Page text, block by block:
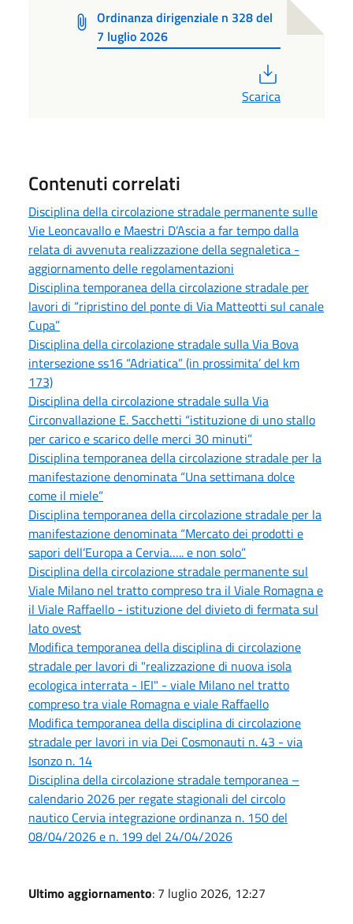
Ordinanza dirigenziale n 328 del
7 luglio 2026
Scarica
Contenuti correlati
Disciplina della circolazione stradale permanente sulle
Vie Leoncavallo e Maestri D’Ascia a far tempo dalla
relata di avvenuta realizzazione della segnaletica -
aggiornamento delle regolamentazioni
Disciplina temporanea della circolazione stradale per
lavori di “ripristino del ponte di Via Matteotti sul canale
Cupa”
Disciplina della circolazione stradale sulla Via Bova
intersezione ss16 “Adriatica” (in prossimita’ del km
173)
Disciplina della circolazione stradale sulla Via
Circonvallazione E. Sacchetti “istituzione di uno stallo
per carico e scarico delle merci 30 minuti”
Disciplina temporanea della circolazione stradale per la
manifestazione denominata “Una settimana dolce
come il miele”
Disciplina temporanea della circolazione stradale per la
manifestazione denominata “Mercato dei prodotti e
sapori dell’Europa a Cervia….. e non solo”
Disciplina della circolazione stradale permanente sul
Viale Milano nel tratto compreso tra il Viale Romagna e
il Viale Raffaello - istituzione del divieto di fermata sul
lato ovest
Modifica temporanea della disciplina di circolazione
stradale per lavori di "realizzazione di nuova isola
ecologica interrata - IEI" - viale Milano nel tratto
compreso tra viale Romagna e viale Raffaello
Modifica temporanea della disciplina di circolazione
stradale per lavori in via Dei Cosmonauti n. 43 - via
Isonzo n. 14
Disciplina della circolazione stradale temporanea –
calendario 2026 per regate stagionali del circolo
nautico Cervia integrazione ordinanza n. 150 del
08/04/2026 e n. 199 del 24/04/2026
Ultimo aggiornamento: 7 luglio 2026, 12:27